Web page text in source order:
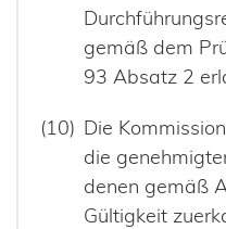
gemäß dem
93 Absatz 2
Die
die
denen gemäß
Gültigkeit